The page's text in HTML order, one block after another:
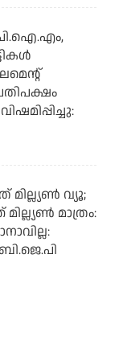
മില്ല്യണ്‍ വ്യൂ;
മാത്രം: